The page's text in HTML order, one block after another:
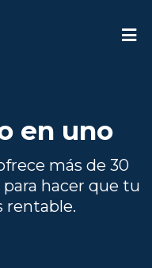
en uno
más de 30
hacer que tu
rentable.